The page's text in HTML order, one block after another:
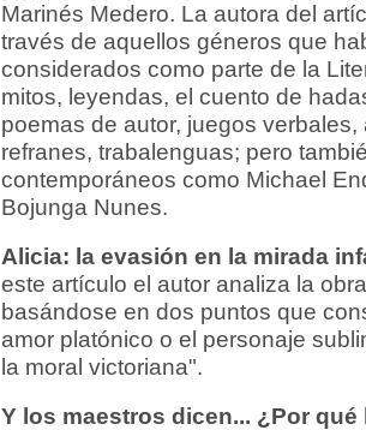
Marinés Medero. La autora del
través de aquellos géneros que
considerados como parte de la
mitos, leyendas, el cuento de
poemas de autor, juegos
refranes, trabalenguas; pero
contemporáneos como Michael
Bojunga Nunes.
Alicia: la evasión en la mirada
este artículo el autor analiza la
basándose en dos puntos que
amor platónico o el personaje
la moral victoriana".
Y los maestros dicen... ¿Por